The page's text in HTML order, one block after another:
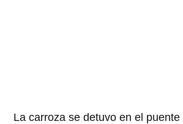
La carroza se detuvo en el